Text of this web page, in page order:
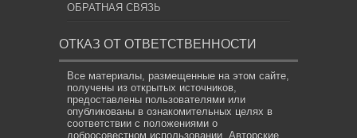
ОБРАТНАЯ СВЯЗЬ
ОТКАЗ ОТ ОТВЕТСТВЕННОСТИ
Все материалы, размещенные на этом сайте,
получены из открытых источников,
предоставлены пользователями или
опубликованы в ознакомительных целях в
соответствии с положениями о
добросовестном использовании. Авторские